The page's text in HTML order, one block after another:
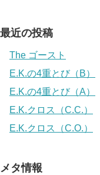
最近の投稿
The ゴースト
E.K.の4重とび（B）
E.K.の4重とび（A）
E.K.クロス（C.C.）
E.K.クロス（C.O.）
メタ情報